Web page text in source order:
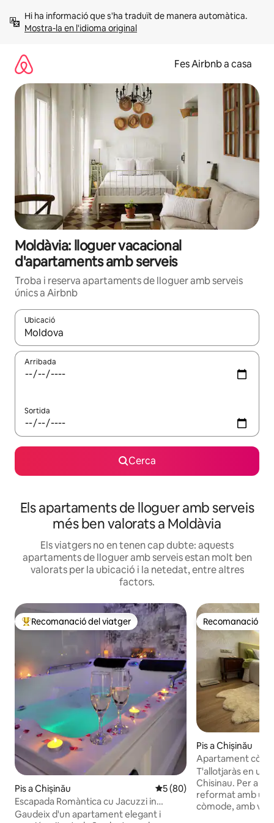
Mostra-la en l'idioma original
Fes Airbnb a casa
Moldàvia: lloguer vacacional
d'apartaments amb serveis
Troba i reserva apartaments de lloguer amb serveis
únics a Airbnb
Ubicació
Quan els resultats estiguin disponibles, podràs navegar-hi a
Arribada
Sortida
Cerca
Els apartaments de lloguer amb serveis
més ben valorats a Moldàvia
Els viatgers no en tenen cap dubte: aquests
apartaments de lloguer amb serveis estan molt ben
valorats per la ubicació i la netedat, entre altres
factors.
Principals recomanacions dels viatgers
Recomanació del viatger
Pis a Chișinău 5 de puntuació mitjana d'un
5 (80)
Escapada Romàntica cu Jacuzzi in
Chisinau
Gaudeix d'un apartament elegant i
Recomanació
Recomanació
Pis a Chișinău
Apartament
Central Park
T'allotjaràs en un
Chisinau. Per a tu: un pis recentment
reformat amb
còmode, amb